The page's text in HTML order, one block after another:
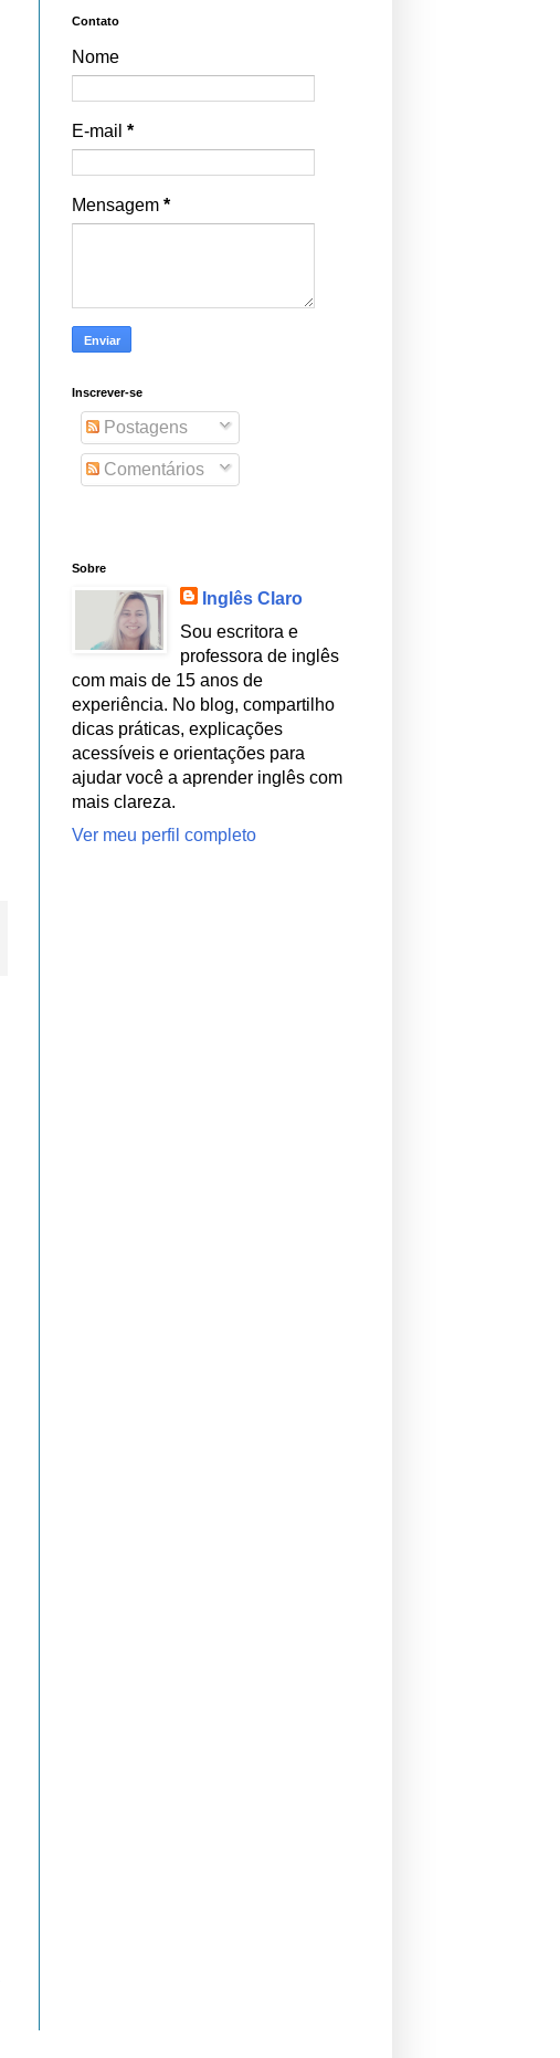
Contato
Nome
E-mail *
Mensagem *
Inscrever-se
Postagens
Comentários
Sobre
Inglês Claro
Sou escritora e
professora de inglês
com mais de 15 anos de
experiência. No blog, compartilho
dicas práticas, explicações
acessíveis e orientações para
ajudar você a aprender inglês com
mais clareza.
Ver meu perfil completo